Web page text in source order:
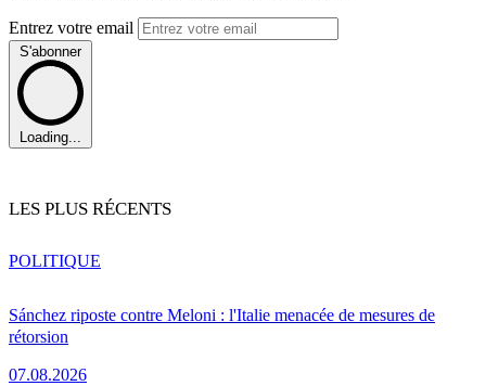
Entrez votre email
S'abonner
Loading...
LES PLUS RÉCENTS
Sánchez riposte contre Meloni : l'Italie menacée de mesures de
rétorsion
07.08.2026
POLITIQUE